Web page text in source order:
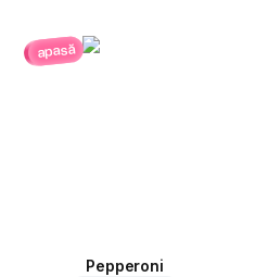
apasă
Pepperoni